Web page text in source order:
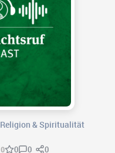
Religion & Spiritualität
0 0 0 0